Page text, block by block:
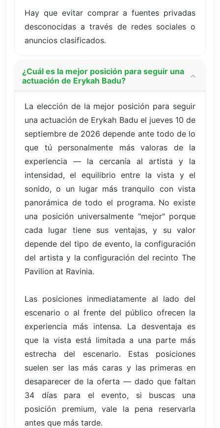
Hay que evitar comprar a fuentes privadas
desconocidas a través de redes sociales o
anuncios clasificados.
¿Cuál es la mejor posición para seguir una
actuación de Erykah Badu?
La elección de la mejor posición para seguir
una actuación de Erykah Badu el jueves 10 de
septiembre de 2026 depende ante todo de lo
que tú personalmente más valoras de la
experiencia — la cercanía al artista y la
intensidad, el equilibrio entre la vista y el
sonido, o un lugar más tranquilo con vista
panorámica de todo el programa. No existe
una posición universalmente "mejor" porque
cada lugar tiene sus ventajas, y su valor
depende del tipo de evento, la configuración
del artista y la configuración del recinto The
Pavilion at Ravinia.
Las posiciones inmediatamente al lado del
escenario o al frente del público ofrecen la
experiencia más intensa. La desventaja es
que la vista está limitada a una parte más
estrecha del escenario. Estas posiciones
suelen ser las más caras y las primeras en
desaparecer de la oferta — dado que faltan
34 días para el evento, si buscas una
posición premium, vale la pena reservarla
antes que más tarde.